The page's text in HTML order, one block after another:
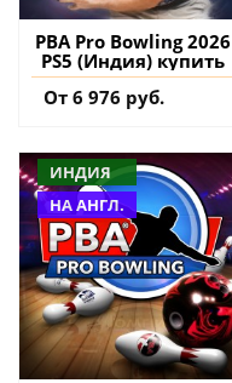
PBA Pro Bowling 2026
PS5 (Индия) купить
От 6 976 руб.
ИНДИЯ
НА АНГЛ.